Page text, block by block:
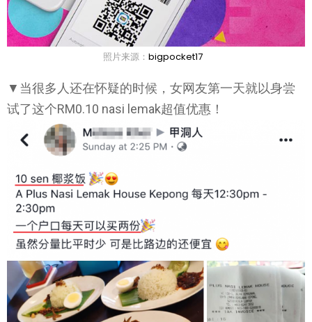
照片来源： bigpocket17
▼当很多人还在怀疑的时候，女网友第一天就以身尝
试了这个RM0.10 nasi lemak超值优惠！